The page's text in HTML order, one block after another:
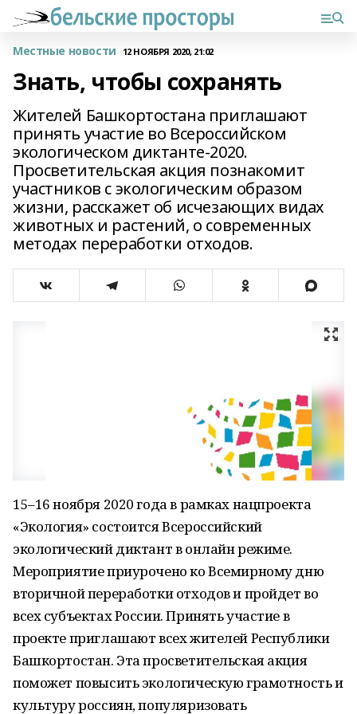
Местные новости 12 НОЯБРЯ 2020, 21:02
Знать, чтобы сохранять
Жителей Башкортостана приглашают
принять участие во Всероссийском
экологическом диктанте-2020.
Просветительская акция познакомит
участников с экологическим образом
жизни, расскажет об исчезающих видах
животных и растений, о современных
методах переработки отходов.
15–16 ноября 2020 года в рамках нацпроекта
«Экология» состоится Всероссийский
экологический диктант в онлайн режиме.
Мероприятие приурочено ко Всемирному дню
вторичной переработки отходов и пройдет во
всех субъектах России. Принять участие в
проекте приглашают всех жителей Республики
Башкортостан. Эта просветительская акция
поможет повысить экологическую грамотность и
культуру россиян, популяризовать